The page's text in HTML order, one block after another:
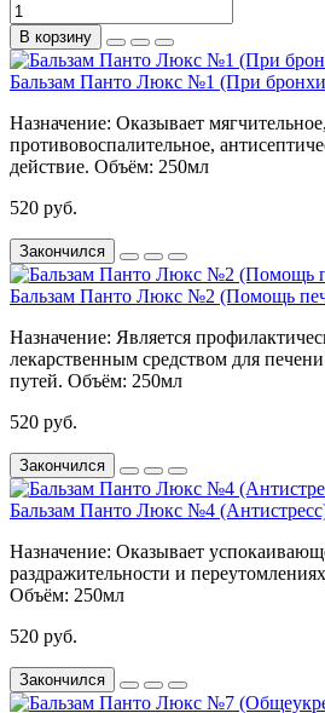
В корзину
Бальзам Панто Люкс №1 (При
Назначение: Оказывает мягчительное,
противовоспалительное,
действие. Объём: 250мл
520 руб.
Закончился
Бальзам Панто Люкс №2 (Помощь
Назначение: Является
лекарственным средством для
путей. Объём: 250мл
520 руб.
Закончился
Бальзам Панто Люкс №4
Назначение: Оказывает
раздражительности и
Объём: 250мл
520 руб.
Закончился